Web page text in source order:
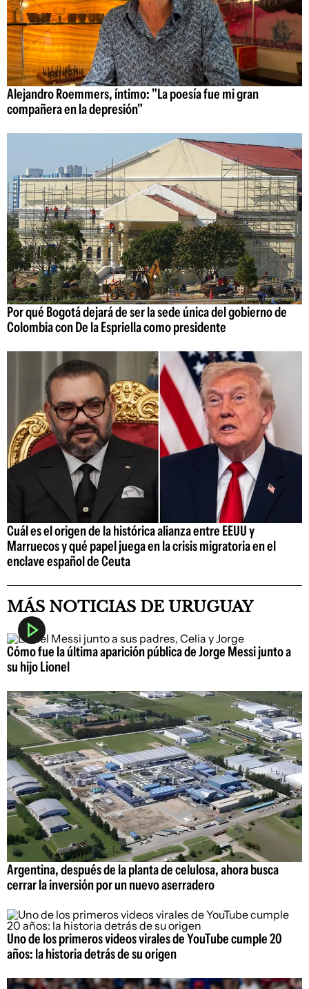
Alejandro Roemmers, íntimo: "La poesía fue mi gran
compañera en la depresión"
Por qué Bogotá dejará de ser la sede única del gobierno de
Colombia con De la Espriella como presidente
Cuál es el origen de la histórica alianza entre EEUU y
Marruecos y qué papel juega en la crisis migratoria en el
enclave español de Ceuta
MÁS NOTICIAS DE URUGUAY
Cómo fue la última aparición pública de Jorge Messi junto a
su hijo Lionel
Argentina, después de la planta de celulosa, ahora busca
cerrar la inversión por un nuevo aserradero
Uno de los primeros videos virales de YouTube cumple 20
años: la historia detrás de su origen